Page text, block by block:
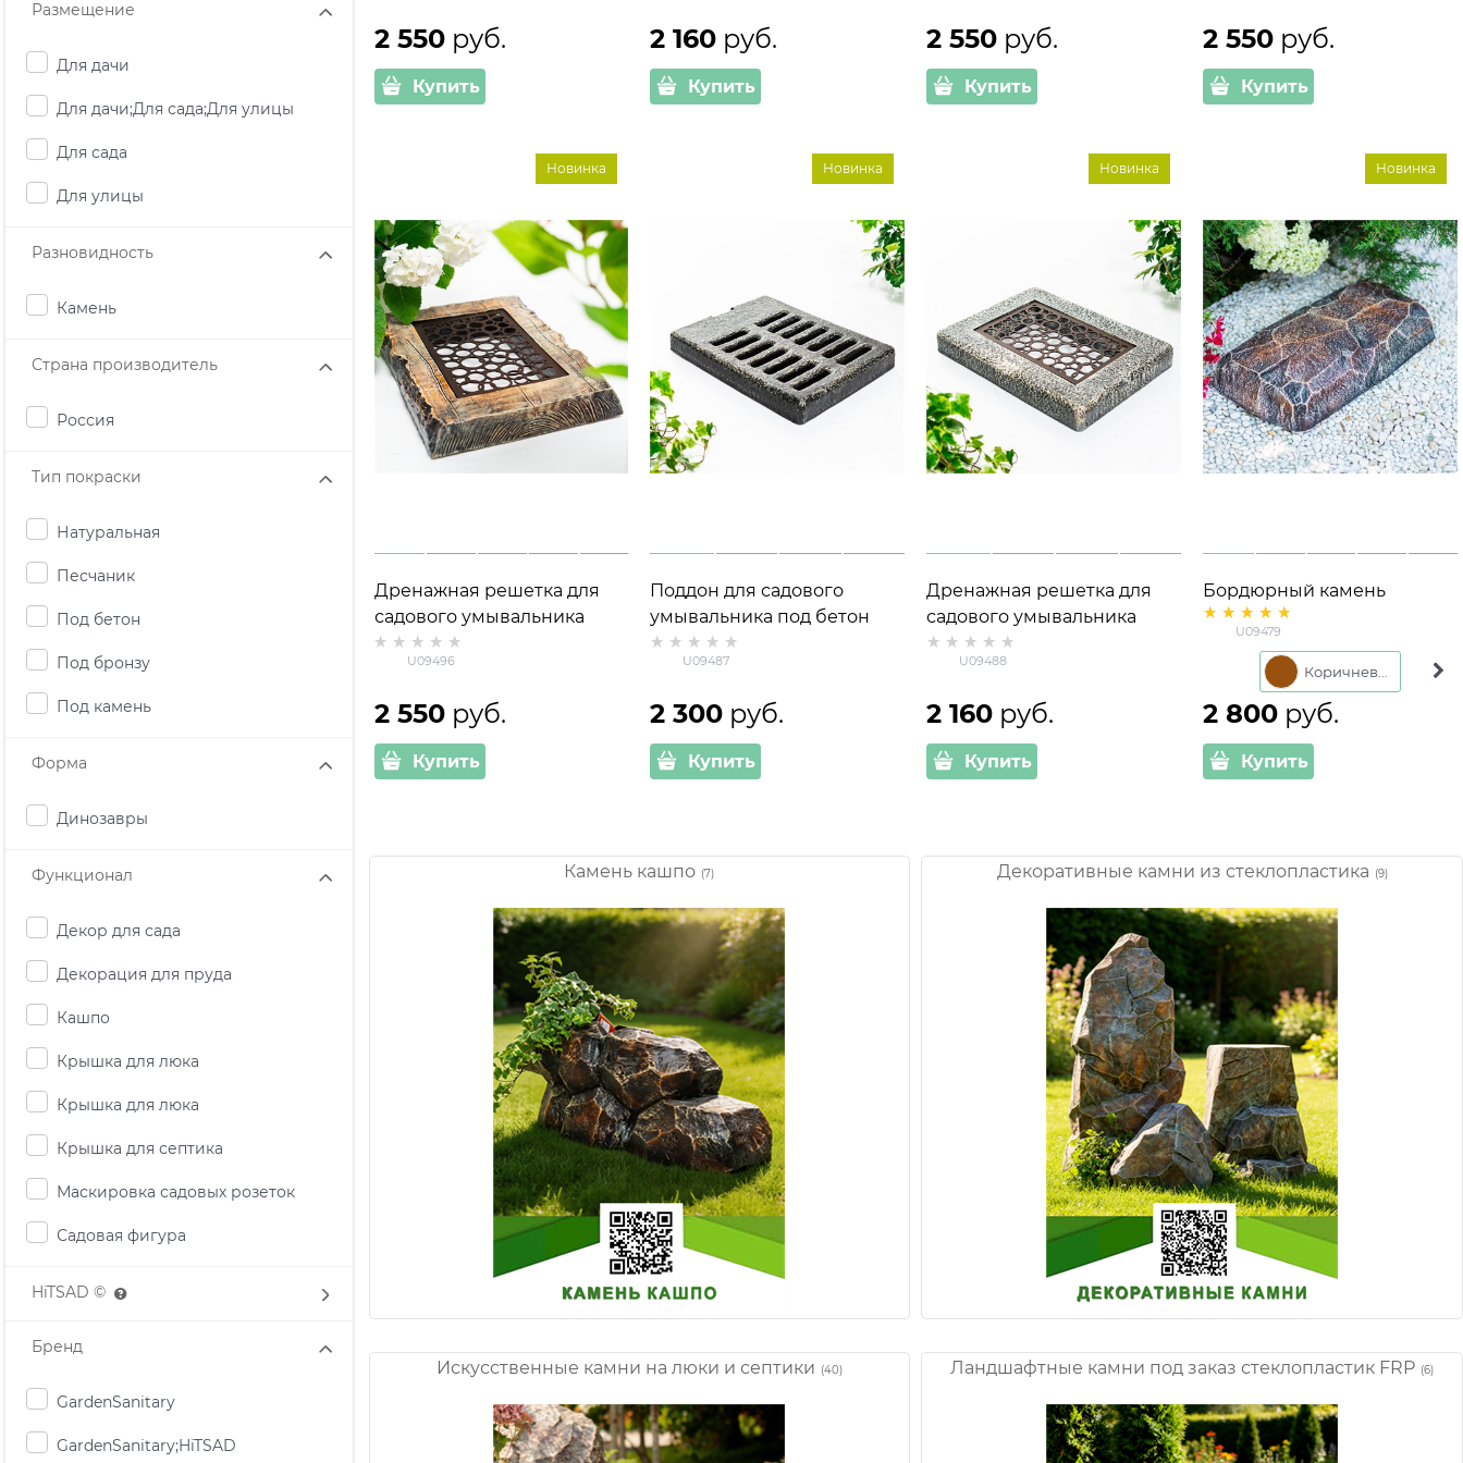
Размещение
Для дачи
Для дачи;Для сада;Для улицы
Для сада
Для улицы
Разновидность
Камень
Страна производитель
Россия
Тип покраски
Натуральная
Песчаник
Под бетон
Под бронзу
Под камень
Форма
Динозавры
Функционал
Декор для сада
Декорация для пруда
Кашпо
Крышка для люка
Крышка для люка
Крышка для септика
Маскировка садовых розеток
Садовая фигура
HiTSAD ©
Бренд
GardenSanitary
GardenSanitary;HiTSAD
2 550 руб.
Купить
2 160 руб.
Купить
2 550 руб.
Купить
2 550 руб.
Купить
Дренажная решетка для
садового умывальника
U09496 стеклопластик и
металл
U09496
Новинка
2 550 руб.
Купить
Поддон для садового
умывальника под бетон
U09487 полистоун
U09487
Новинка
2 300 руб.
Купить
Дренажная решетка для
садового умывальника
U09488 стеклопластик и
металл
U09488
Новинка
2 160 руб.
Купить
Бордюрный камень
большой U09479
стеклопластик 60*31*11 см
U09479
Новинка
2 800 руб.
Купить
Камень кашпо (7) Декоративные камни из стеклопластика (9)
Искусственные камни на люки и септики (40) Ландшафтные камни под заказ стеклопластик FRP (6)